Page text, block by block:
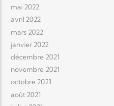
mai 2022
avril 2022
mars 2022
janvier 2022
décembre 2021
novembre 2021
octobre 2021
août 2021